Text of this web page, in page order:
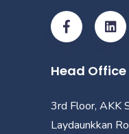
Head
3rd Floor, AKK
Laydaunkkan